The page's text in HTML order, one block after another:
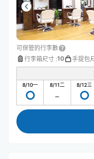
可保管的行李數
行李箱尺寸 :10 手提包
8/10一 8/11二 8/12三